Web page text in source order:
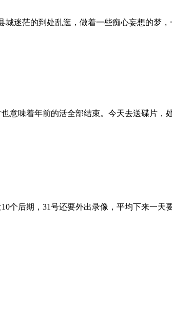
城迷茫的到处乱逛，做着一些痴心妄想的梦
意味着年前的活全部结束。今天去送碟片
个后期，31号还要外出录像，平均下来一